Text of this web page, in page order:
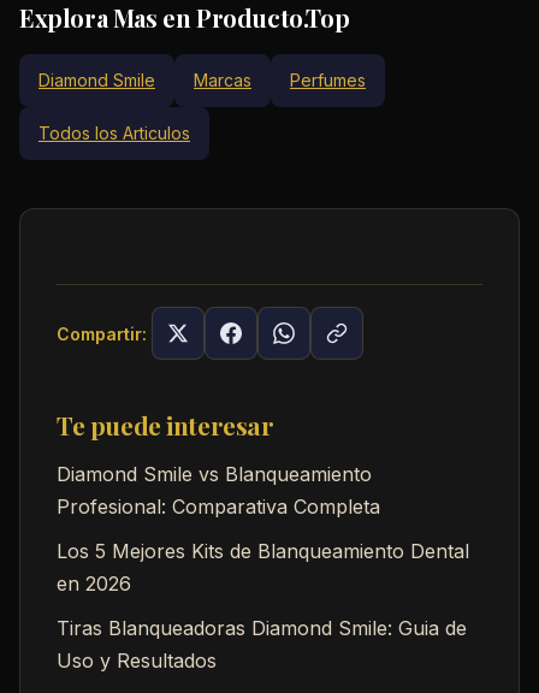
Explora Mas en Producto.Top
Diamond Smile Marcas Perfumes
Todos los Articulos
Compartir:
Te puede interesar
Diamond Smile vs Blanqueamiento
Profesional: Comparativa Completa
Los 5 Mejores Kits de Blanqueamiento Dental
en 2026
Tiras Blanqueadoras Diamond Smile: Guia de
Uso y Resultados